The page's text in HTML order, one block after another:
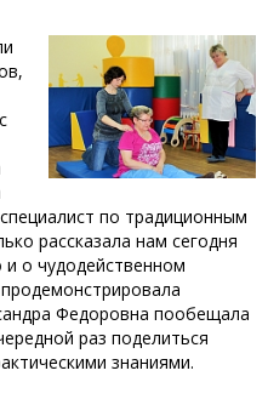
по традиционным
рассказала нам сегодня
о чудодейственном
Федоровна пообещала
раз поделиться
знаниями.